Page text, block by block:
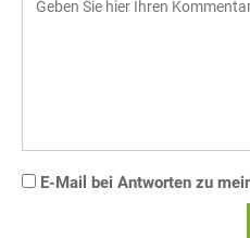
E-Mail bei Antworten zu